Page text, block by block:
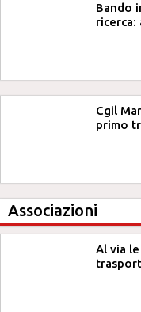
Bando
ricerca:
Cgil
primo
Associazioni
Al via